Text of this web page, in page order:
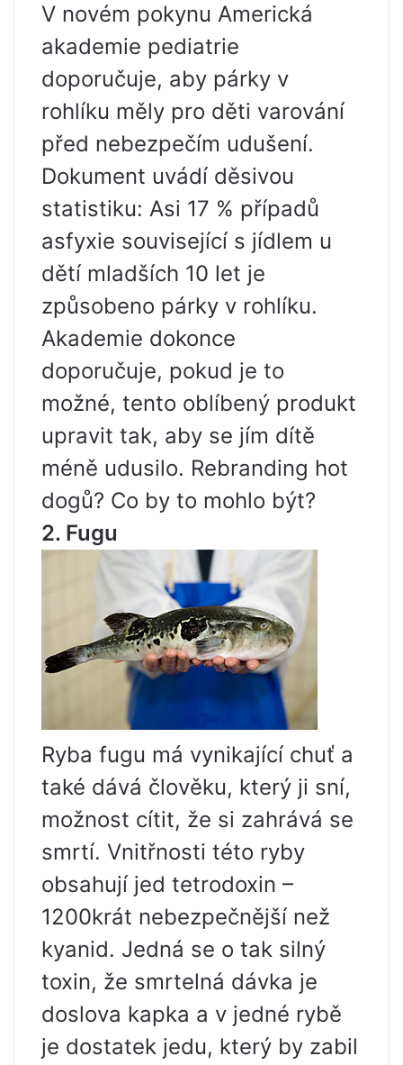
V novém pokynu Americká
akademie pediatrie
doporučuje, aby párky v
rohlíku měly pro děti varování
před nebezpečím udušení.
Dokument uvádí děsivou
statistiku: Asi 17 % případů
asfyxie související s jídlem u
dětí mladších 10 let je
způsobeno párky v rohlíku.
Akademie dokonce
doporučuje, pokud je to
možné, tento oblíbený produkt
upravit tak, aby se jím dítě
méně udusilo. Rebranding hot
dogů? Co by to mohlo být?
2. Fugu
Ryba fugu má vynikající chuť a
také dává člověku, který ji sní,
možnost cítit, že si zahrává se
smrtí. Vnitřnosti této ryby
obsahují jed tetrodoxin –
1200krát nebezpečnější než
kyanid. Jedná se o tak silný
toxin, že smrtelná dávka je
doslova kapka a v jedné rybě
je dostatek jedu, který by zabil